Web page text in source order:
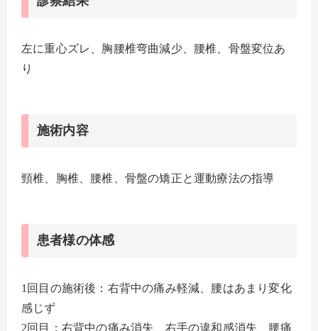
左に重心ズレ、胸腰椎弯曲減少、腰椎、骨盤変位あ
り
施術内容
頸椎、胸椎、腰椎、骨盤の矯正と運動療法の指導
患者様の体感
1回目の施術後：右背中の痛み軽減、腰はあまり変化
感じず
2回目：右背中の痛み消失、右手の違和感消失、腰痛